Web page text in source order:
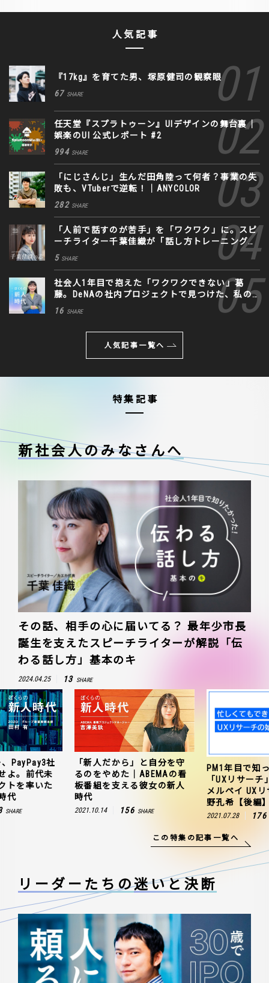
人気記事
『17kg』を育てた男、塚原健司の観察眼
67 SHARE
任天堂『スプラトゥーン』UIデザインの舞台裏｜
娯楽のUI 公式レポート #2
994 SHARE
「にじさんじ」生んだ田角陸って何者？事業の失
敗も、VTuberで逆転！｜ANYCOLOR
282 SHARE
「人前で話すのが苦手」を「ワクワク」に。スピ
ーチライター千葉佳織が「話し方トレーニング」
に込めた思い
5 SHARE
社会人1年目で抱えた「ワクワクできない」葛
藤。DeNAの社内プロジェクトで見つけた、私の
生きる道
16 SHARE
人気記事一覧へ
特集記事
新社会人のみなさんへ
その話、相手の心に届いてる？ 最年少市長
誕生を支えたスピーチライターが解説「伝
わる話し方」基本のキ
2024.04.25 13 SHARE
PayPay3社
よ。前代未
トを率いた
代
SHARE
「新人だから」と自分を守
るのをやめた｜ABEMAの看
板番組を支える彼女の新人
時代
2021.10.14 156 SHARE
PM1年目で知
「UXリサー
メルペイ UX
野孔希【後編
2021.07.28 176
この特集の記事一覧へ
リーダーたちの迷いと決断